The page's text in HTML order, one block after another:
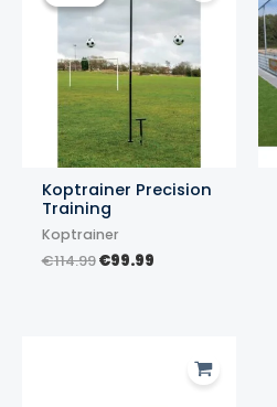
Koptrainer Precision
Training
Koptrainer
€114.99Oorspronkelijke
€99.99Huidige